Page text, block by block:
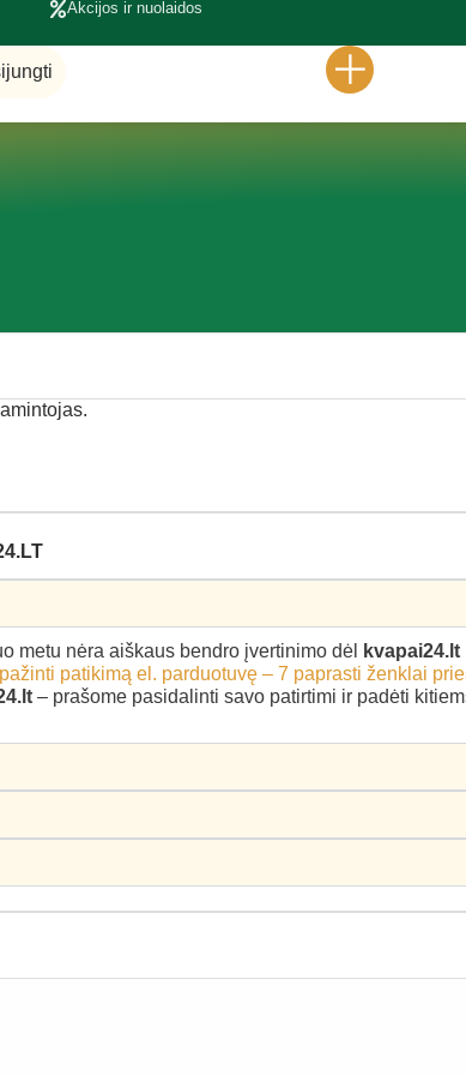
Akcijos ir nuolaidos
metu nėra aiškaus bendro įvertinimo dėl kvapai24.lt
patikimą el. parduotuvę – 7 paprasti ženklai
– prašome pasidalinti savo patirtimi ir padėti